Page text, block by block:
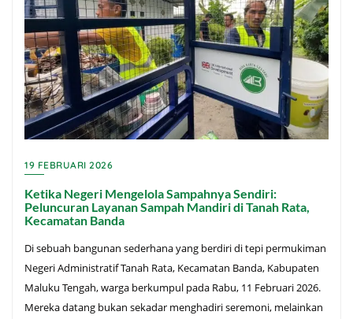
19 FEBRUARI 2026
Ketika Negeri Mengelola Sampahnya Sendiri:
Peluncuran Layanan Sampah Mandiri di Tanah Rata,
Kecamatan Banda
Di sebuah bangunan sederhana yang berdiri di tepi permukiman
Negeri Administratif Tanah Rata, Kecamatan Banda, Kabupaten
Maluku Tengah, warga berkumpul pada Rabu, 11 Februari 2026.
Mereka datang bukan sekadar menghadiri seremoni, melainkan